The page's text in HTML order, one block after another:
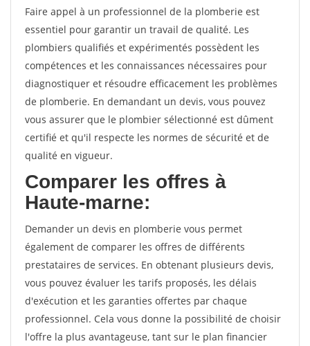
Faire appel à un professionnel de la plomberie est
essentiel pour garantir un travail de qualité. Les
plombiers qualifiés et expérimentés possèdent les
compétences et les connaissances nécessaires pour
diagnostiquer et résoudre efficacement les problèmes
de plomberie. En demandant un devis, vous pouvez
vous assurer que le plombier sélectionné est dûment
certifié et qu'il respecte les normes de sécurité et de
qualité en vigueur.
Comparer les offres à
Haute-marne:
Demander un devis en plomberie vous permet
également de comparer les offres de différents
prestataires de services. En obtenant plusieurs devis,
vous pouvez évaluer les tarifs proposés, les délais
d'exécution et les garanties offertes par chaque
professionnel. Cela vous donne la possibilité de choisir
l'offre la plus avantageuse, tant sur le plan financier